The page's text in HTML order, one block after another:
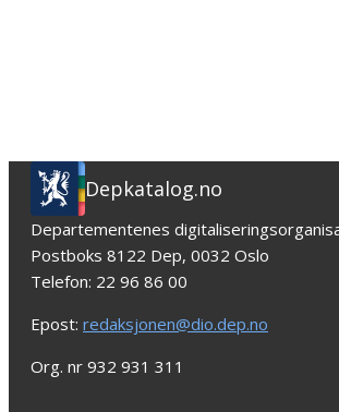
Depkatalog.no
Departementenes
Postboks 8122 Dep, 0032 Oslo
Telefon: 22 96 86 00
Epost: redaksjonen@dio.dep.no
Org. nr 932 931 311